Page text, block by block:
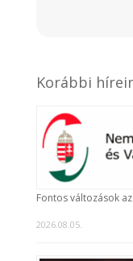
Korábbi
Fontos változások
2026.08.05.